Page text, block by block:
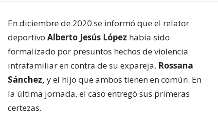
En diciembre de 2020 se informó que el relator
deportivo Alberto Jesús López había sido
formalizado por presuntos hechos de violencia
intrafamiliar en contra de su expareja, Rossana
Sánchez, y el hijo que ambos tienen en común. En
la última jornada, el caso entregó sus primeras
certezas.